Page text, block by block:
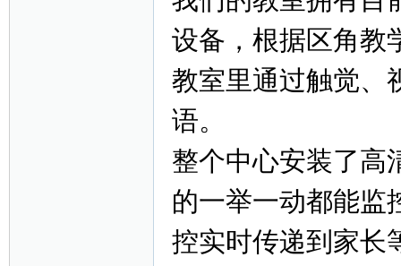
设备，根据区角教
教室里通过触觉、
语。
整个中心安装了高
的一举一动都能监
控实时传递到家长